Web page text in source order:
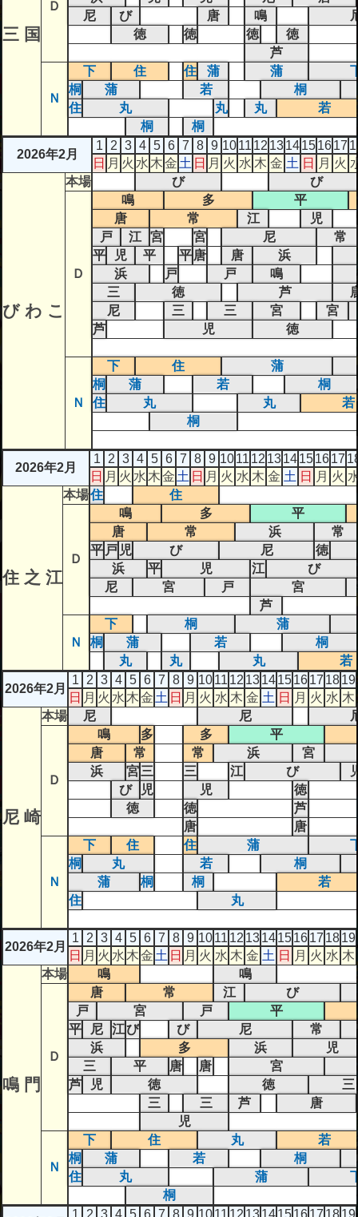
三 国
Ｄ
尼
び 唐 鳴
徳
徳 徳
徳
芦
Ｎ
下 住 住 蒲 蒲
桐
蒲 若
桐
住
丸 丸 丸
若
桐
桐
2026年2月
1 2 3 4 5 6 7 8 9 1011 12 1314151617
日 月 火 水 木金 土 日 月 火 水 木 金 土 日 月 火
び わ こ
本場 び び
Ｄ
鳴 多
平
唐
常 江
児
戸
江 宮 宮 尼
常
平
児 平 平 唐 唐
浜
浜
戸 戸
鳴
三
徳 芦
尼
三 三 宮
宮
芦
児 徳
Ｎ
下 住
蒲
桐
蒲 若
桐
住
丸 丸
若
桐
2026年2月
1 2 3 4 5 6 7 8 9 1011 12 1314151617
日 月 火 水 木金 土 日 月 火 水 木 金 土 日 月 火
住 之 江
本場住 住
Ｄ
鳴 多
平
唐
常 浜
常
平 戸 児 び 尼
徳
浜
平 児 江
び
尼
宮 戸
宮
芦
Ｎ
下 桐
蒲
桐
蒲 若
桐
丸
丸 丸
若
2026年2月
1 2 3 4 5 6 7 8 9 1011 12 1314151617 1819
日 月 火 水 木金 土 日 月 火 水 木 金 土 日 月 火 水 木
尼 崎
本場 尼 尼
Ｄ
鳴 多 多
平
唐
常 常 浜
宮
浜
宮三 三 江 び
び
児 児
徳
徳
徳
芦
唐
唐
Ｎ
下 住 住 蒲
桐
丸 若
桐
蒲
桐 桐
若
住
丸
2026年2月
1 2 3 4 5 6 7 8 9 1011 12 1314151617 1819
日 月 火 水 木金 土 日 月 火 水 木 金 土 日 月 火 水 木
鳴 門
本場 鳴 鳴
Ｄ
唐 常 江
び
戸
宮 戸
平
平
尼 江び び 尼
常
浜
多 浜
児
三
平 唐 唐
宮
芦
児 徳 徳
三
三
三 芦
唐
児
Ｎ
下 住 丸
若
桐
蒲 若
桐
住
丸 蒲
桐